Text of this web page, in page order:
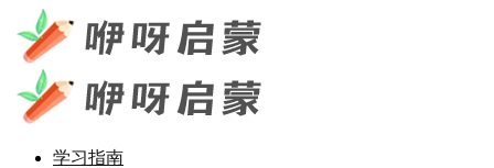
学习指南